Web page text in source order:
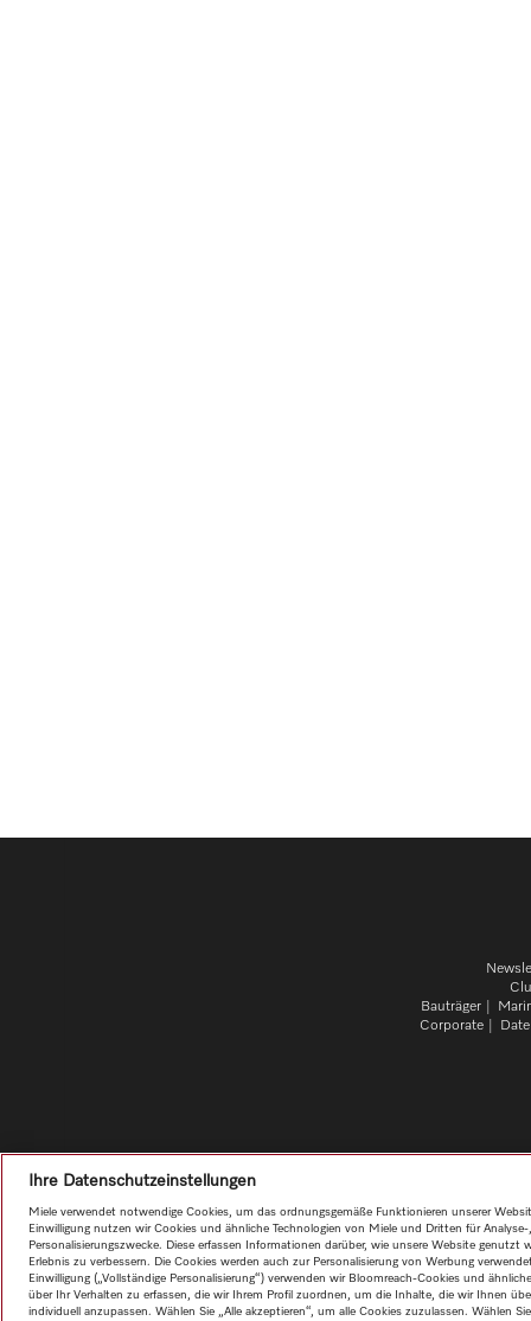
Bauträger
Corporate
Ihre Datenschutzeinstellungen
Miele verwendet notwendige Cookies, um das ordnungsgemäße Funktionieren unserer
Einwilligung nutzen wir Cookies und ähnliche Technologien von Miele und Dritten für
Personalisierungszwecke. Diese erfassen Informationen darüber, wie unsere Website
Erlebnis zu verbessern. Die Cookies werden auch zur Personalisierung von Werbung
Einwilligung („Vollständige Personalisierung“) verwenden wir Bloomreach-Cookies und
über Ihr Verhalten zu erfassen, die wir Ihrem Profil zuordnen, um die Inhalte, die wir Ihnen
individuell anzupassen. Wählen Sie „Alle akzeptieren“, um alle Cookies zuzulassen. Wählen